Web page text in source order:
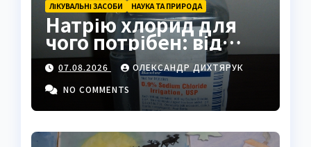
ЛІКУВАЛЬНІ ЗАСОБИ НАУКА ТА ПРИРОДА
Натрію хлорид для
чого потрібен: від
фізрозчину до
промисловості
07.08.2026
ОЛЕКСАНДР ДИХТЯРУК
NO COMMENTS